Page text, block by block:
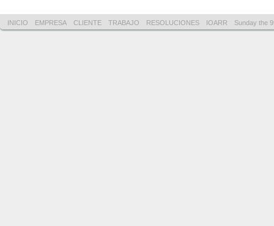
INICIO EMPRESA CLIENTE TRABAJO RESOLUCIONES IOARR Sunday the